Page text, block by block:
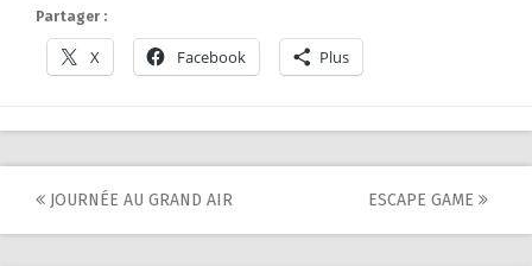
Partager :
X Facebook Plus
Post
navigation
JOURNÉE AU GRAND AIR ESCAPE GAME